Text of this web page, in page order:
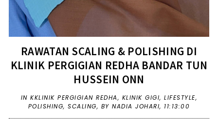
RAWATAN SCALING & POLISHING DI
KLINIK PERGIGIAN REDHA BANDAR TUN
HUSSEIN ONN
INKKLINIK PERGIGIAN REDHA, KLINIK GIGI,LIFESTYLE,
POLISHING,SCALING, BY NADIA JOHARI, 11:13:00